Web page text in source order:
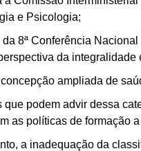
e Psicologia;
8ª Conferência
da
ampliada de
que podem advir dessa
as políticas de formação
a inadequação da